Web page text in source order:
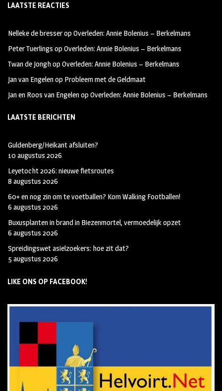
b
oo
k
ag
m
tt
LAATSTE REACTIES
Nelleke de bresseropOverleden: Annie Bolenius – Berkelmans
Peter Tuerlings opOverleden: Annie Bolenius – Berkelmans
Twan de JonghopOverleden: Annie Bolenius – Berkelmans
Jan van Engelenop Probleem met de Geldmaat
Jan en Roos van EngelenopOverleden: Annie Bolenius – Berkelmans
LAATSTE BERICHTEN
Guldenberg/Heikant afsluiten?
10 augustus 2026
Leyetocht 2026: nieuwe fietsroutes
8 augustus 2026
60+ en nog zin om te voetballen? Kom Walking Footballen!
6 augustus 2026
Buxusplanten in brand in Biezenmortel, vermoedelijk opzet
6 augustus 2026
Spreidingswet asielzoekers: hoe zit dat?
5 augustus 2026
LIKE ONS OP FACEBOOK!